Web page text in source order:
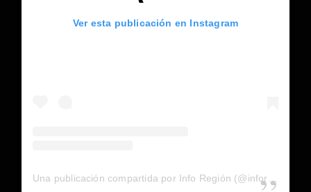
Ver esta publicación en Instagram